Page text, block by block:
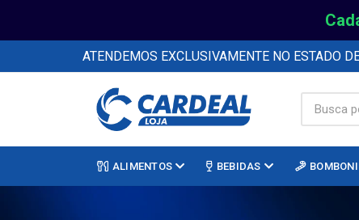
ATENDEMOS EXCLUSIVAMENTE NO ESTADO
ALIMENTOS BEBIDAS